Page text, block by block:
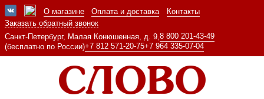
О магазине Оплата и доставка
Контакты
Заказать обратный звонок
Санкт-Петербург, Малая Конюшенная, д. 9, 8 800 201-43-49
(бесплатно по России)+7 812 571-20-75+7 964 335-07-04